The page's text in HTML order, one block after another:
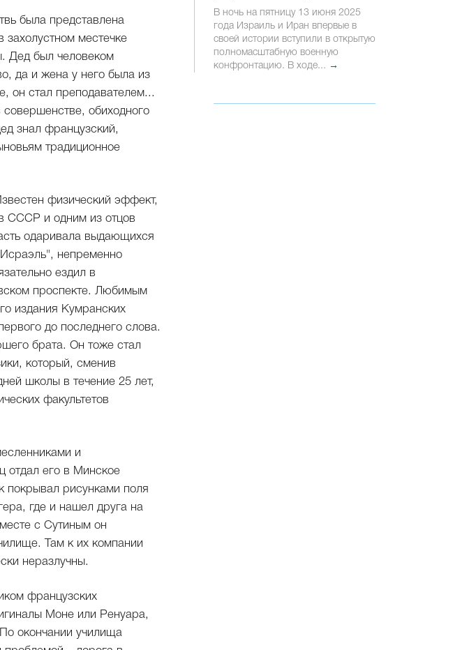
была представлена
местечке
Дед был человеком
да и жена у него была из
он стал преподавателем...
обиходного
знал французский,
традиционное
физический эффект,
СССР и одним из отцов
одаривала выдающихся
непременно
ездил в
проспекте. Любимым
издания Кумранских
до последнего слова.
брата. Он тоже стал
который, сменив
школы в течение 25 лет,
факультетов
и
отдал его в Минское
покрывал рисунками поля
где и нашел друга на
с Сутиным он
Там к их компании
неразлучны.
французских
Моне или Ренуара,
окончании училища
В ночь на пятницу 13 июня 2025
года Израиль и Иран впервые в
своей истории вступили в открытую
полномасштабную военную
конфронтацию. В ходе... →